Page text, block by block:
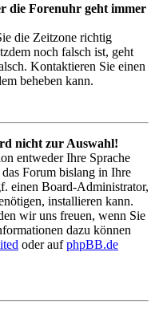
die Forenuhr geht immer
die Zeitzone richtig
noch falsch ist, geht
Kontaktieren Sie einen
beheben kann.
nicht zur Auswahl!
entweder Ihre Sprache
Forum bislang in Ihre
einen Board-Administrator,
installieren kann.
wir uns freuen, wenn Sie
dazu können
oder aufphpBB.de